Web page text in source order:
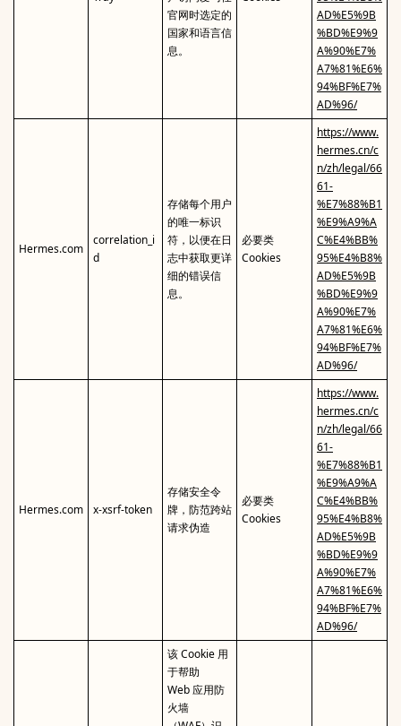
官网时选定的
国家和语言信
息。
AD%E5%9B
%BD%E9%9
A%90%E7%
A7%81%E6%
94%BF%E7%
AD%96/
Hermes.com
correlation_i
d
存储每个用户
的唯一标识
符，以便在日
志中获取更详
细的错误信
息。
必要类
Cookies
https://www.
hermes.cn/c
n/zh/legal/66
61-
%E7%88%B1
%E9%A9%A
C%E4%BB%
95%E4%B8%
AD%E5%9B
%BD%E9%9
A%90%E7%
A7%81%E6%
94%BF%E7%
AD%96/
Hermes.com x-xsrf-token
存储安全令
牌，防范跨站
请求伪造
必要类
Cookies
https://www.
hermes.cn/c
n/zh/legal/66
61-
%E7%88%B1
%E9%A9%A
C%E4%BB%
95%E4%B8%
AD%E5%9B
%BD%E9%9
A%90%E7%
A7%81%E6%
94%BF%E7%
AD%96/
该 Cookie 用
于帮助
Web 应用防
火墙